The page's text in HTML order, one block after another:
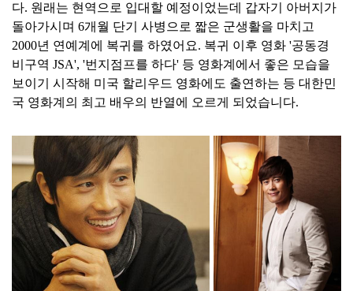
다. 원래는 현역으로 입대할 예정이었는데 갑자기 아버지가
돌아가시며 6개월 단기 사병으로 짧은 군생활을 마치고
2000년 연예계에 복귀를 하였어요. 복귀 이후 영화 '공동경
비구역 JSA', '번지점프를 하다' 등 영화계에서 좋은 모습을
보이기 시작해 미국 할리우드 영화에도 출연하는 등 대한민
국 영화계의 최고 배우의 반열에 오르게 되었습니다.